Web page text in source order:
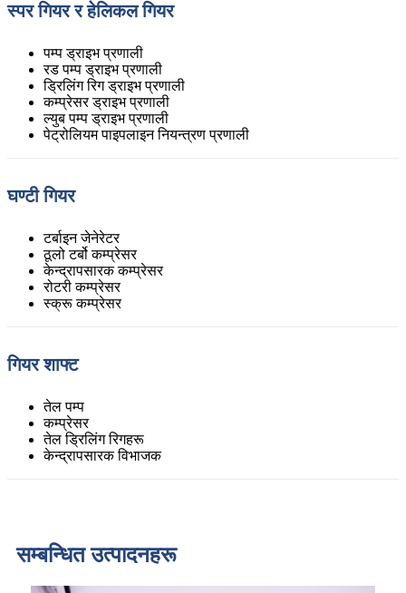
स्पर गियर र हेलिकल गियर
पम्प ड्राइभ प्रणाली
रड पम्प ड्राइभ प्रणाली
ड्रिलिंग रिग ड्राइभ प्रणाली
कम्प्रेसर ड्राइभ प्रणाली
ल्युब पम्प ड्राइभ प्रणाली
पेट्रोलियम पाइपलाइन नियन्त्रण प्रणाली
घण्टी गियर
टर्बाइन जेनेरेटर
ठूलो टर्बो कम्प्रेसर
केन्द्रापसारक कम्प्रेसर
रोटरी कम्प्रेसर
स्क्रू कम्प्रेसर
गियर शाफ्ट
तेल पम्प
कम्प्रेसर
तेल ड्रिलिंग रिगहरू
केन्द्रापसारक विभाजक
सम्बन्धित उत्पादनहरू